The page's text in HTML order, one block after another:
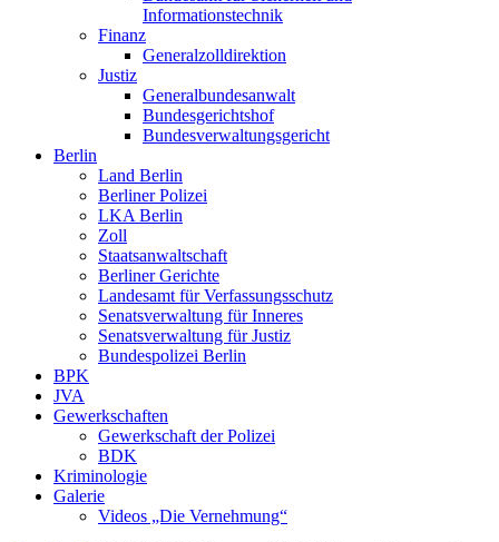
Informationstechnik
Finanz
Generalzolldirektion
Justiz
Generalbundesanwalt
Bundesgerichtshof
Bundesverwaltungsgericht
Berlin
Land Berlin
Berliner Polizei
LKA Berlin
Zoll
Staatsanwaltschaft
Berliner Gerichte
Landesamt für Verfassungsschutz
Senatsverwaltung für Inneres
Senatsverwaltung für Justiz
Bundespolizei Berlin
BPK
JVA
Gewerkschaften
Gewerkschaft der Polizei
BDK
Kriminologie
Galerie
Videos „Die Vernehmung“